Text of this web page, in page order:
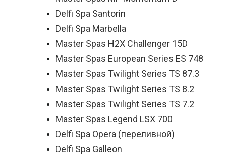
Delfi Spa Santorin
Delfi Spa Marbella
Master Spas H2X Challenger 15D
Master Spas European Series ES 748
Master Spas Twilight Series TS 87.3
Master Spas Twilight Series TS 8.2
Master Spas Twilight Series TS 7.2
Master Spas Legend LSX 700
Delfi Spa Opera (переливной)
Delfi Spa Galleon